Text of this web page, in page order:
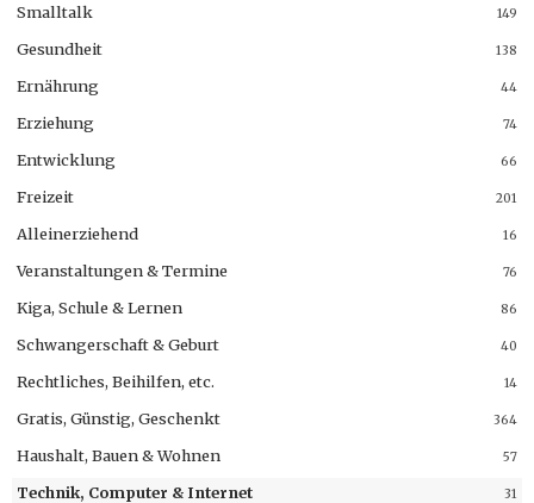
149
Smalltalk
138
Gesundheit
44
Ernährung
74
Erziehung
66
Entwicklung
201
Freizeit
16
Alleinerziehend
76
Veranstaltungen & Termine
86
Kiga, Schule & Lernen
40
Schwangerschaft & Geburt
14
Rechtliches, Beihilfen, etc.
364
Gratis, Günstig, Geschenkt
57
Haushalt, Bauen & Wohnen
31
Technik, Computer & Internet